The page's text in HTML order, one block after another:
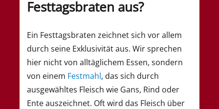
Festtagsbraten aus?
Ein Festtagsbraten zeichnet sich vor allem
durch seine Exklusivität aus. Wir sprechen
hier nicht von alltäglichem Essen, sondern
von einem Festmahl, das sich durch
ausgewähltes Fleisch wie Gans, Rind oder
Ente auszeichnet. Oft wird das Fleisch über